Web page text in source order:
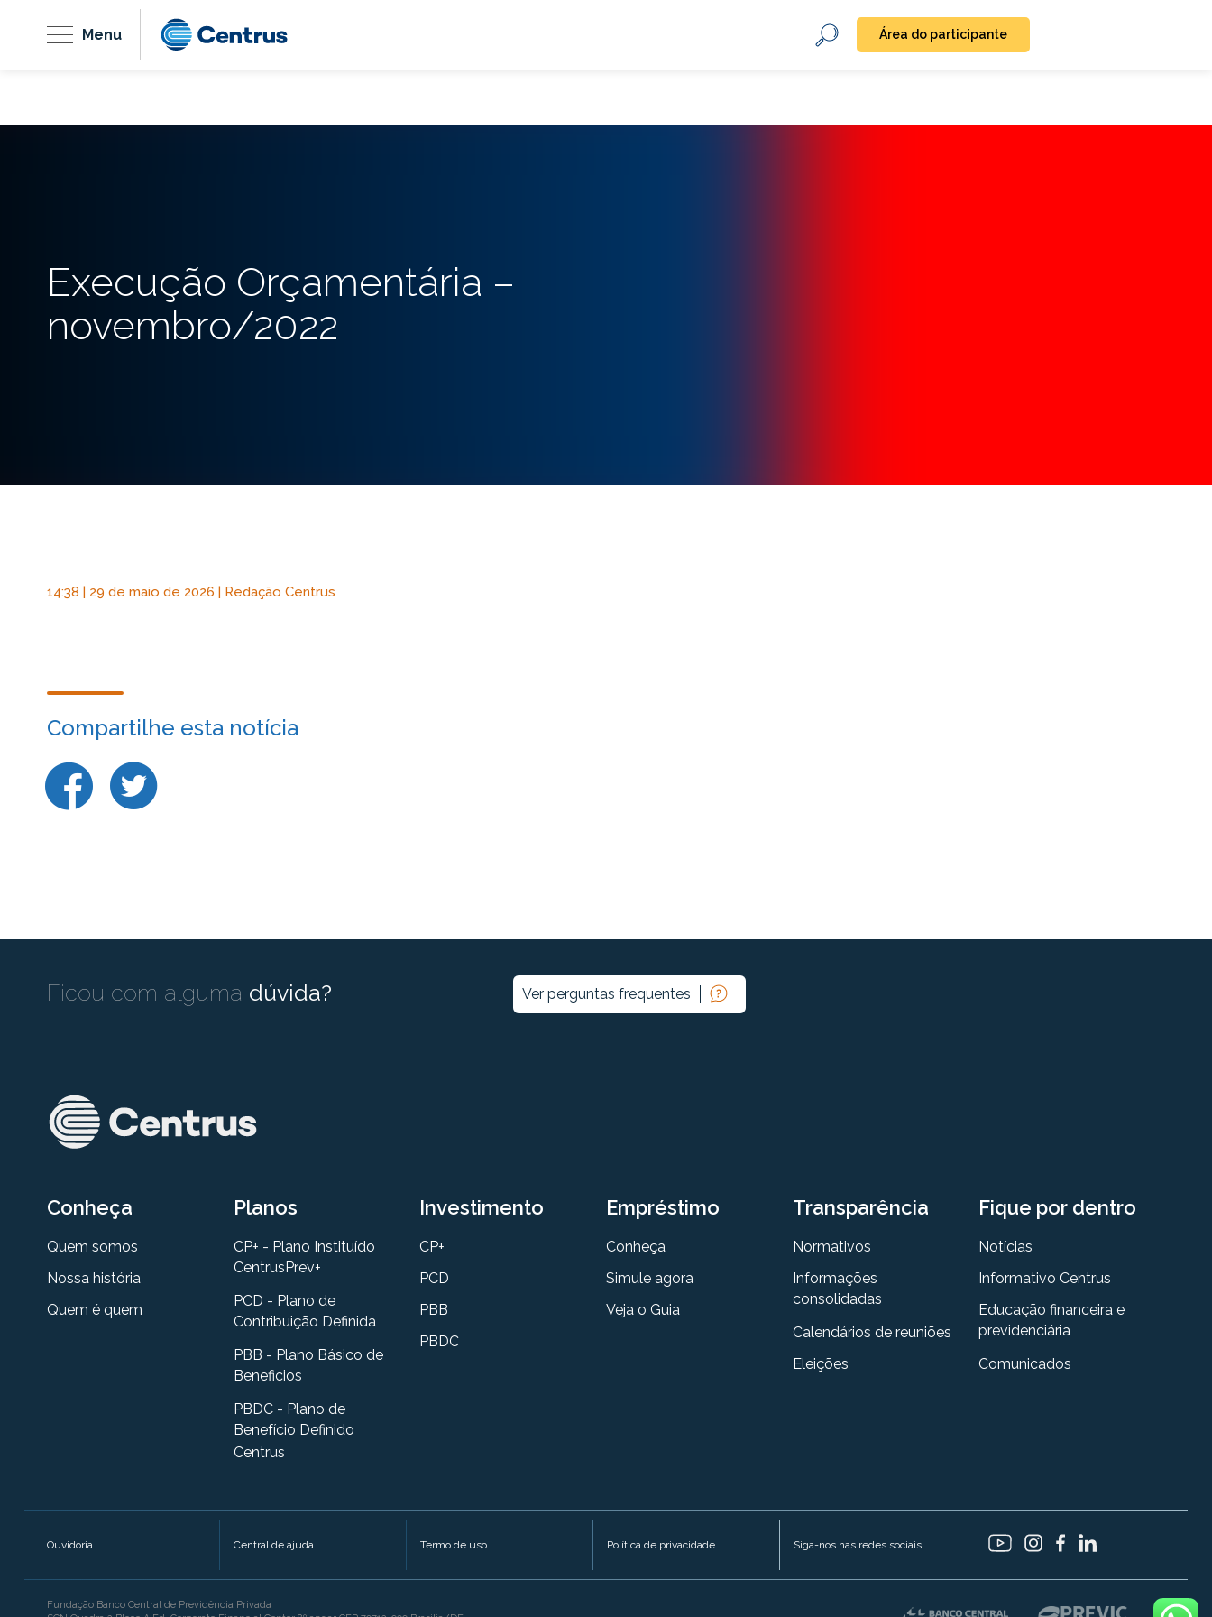
Menu Área do participante
Execução Orçamentária –
novembro/2022
14:38 | 29 de maio de 2026 | Redação Centrus
Compartilhe esta notícia
Ficou com alguma dúvida? Ver perguntas frequentes
Conheça
Quem somos
Nossa história
Quem é quem
Planos
CP+ - Plano Instituído
CentrusPrev+
PCD - Plano de
Contribuição Definida
PBB - Plano Básico de
Beneficios
PBDC - Plano de
Benefício Definido
Centrus
Investimento
CP+
PCD
PBB
PBDC
Empréstimo
Conheça
Simule agora
Veja o Guia
Transparência
Normativos
Informações
consolidadas
Calendários de reuniões
Eleições
Fique por dentro
Notícias
Informativo Centrus
Educação financeira e
previdenciária
Comunicados
Ouvidoria Central de ajuda Termo de uso Política de privacidade Siga-nos nas redes sociais
Fundação Banco Central de Previdência Privada